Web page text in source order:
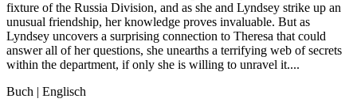
fixture of the Russia Division, and as she and Lyndsey strike up an
unusual friendship, her knowledge proves invaluable. But as
Lyndsey uncovers a surprising connection to Theresa that could
answer all of her questions, she unearths a terrifying web of secrets
within the department, if only she is willing to unravel it....
Buch | Englisch